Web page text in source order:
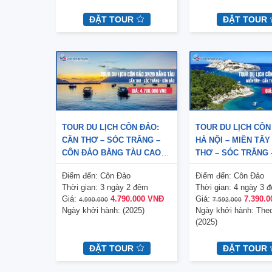
ĐẶT TOUR ĐẶT TOUR
TOUR DU LỊCH CÔN ĐẢO:
CẦN THƠ – SÓC TRĂNG –
CÔN ĐẢO BẰNG TÀU CAO
Điểm đến: Côn Đảo
Thời gian: 3 ngày 2 đêm
Giá: 4.990.000 4.790.000 VNĐ
Ngày khởi hành: (2025)
ĐẶT TOUR
TOUR DU LỊCH
HÀ NỘI – MIỀN TÂY
THƠ – SÓC TRĂNG
Điểm đến: Côn Đảo
Thời gian: 4 ngày 3
Giá: 7.592.000
Ngày khởi hành:
(2025)
ĐẶT TOUR